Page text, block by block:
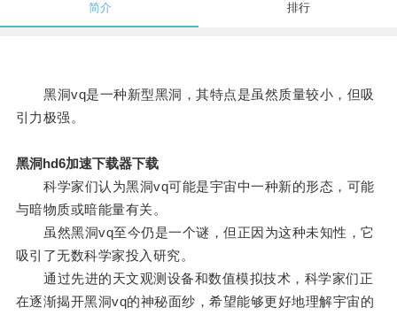
简介 排行
黑洞vq是一种新型黑洞，其特点是虽然质量较小，但吸
引力极强。
黑洞hd6加速下载器下载
科学家们认为黑洞vq可能是宇宙中一种新的形态，可能
与暗物质或暗能量有关。
虽然黑洞vq至今仍是一个谜，但正因为这种未知性，它
吸引了无数科学家投入研究。
通过先进的天文观测设备和数值模拟技术，科学家们正
在逐渐揭开黑洞vq的神秘面纱，希望能够更好地理解宇宙的